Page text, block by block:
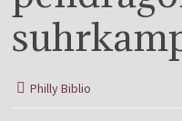
Philly Biblio